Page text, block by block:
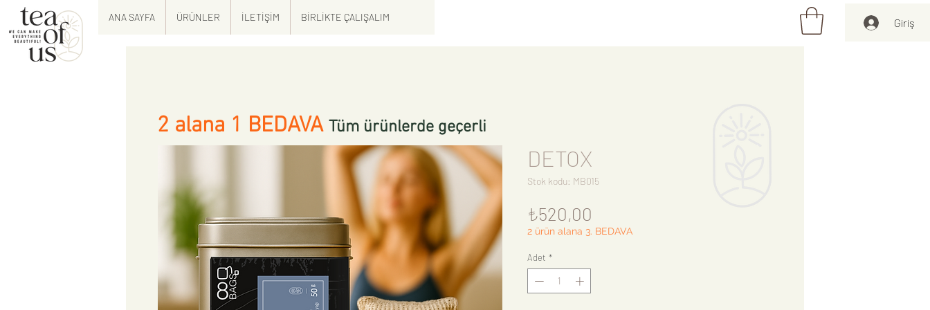
Giriş
ANA SAYFA ÜRÜNLER İLETİŞİM BİRLİKTE ÇALIŞALIM
DETOX
Stok kodu: MB015
₺520,00
2 ürün alana 3. BEDAVA
Adet *
2 alana 1 BEDAVA Tüm ürünlerde geçerli